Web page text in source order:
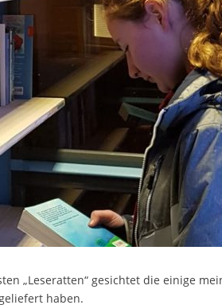
„Leseratten“ gesichtet die einige
haben.